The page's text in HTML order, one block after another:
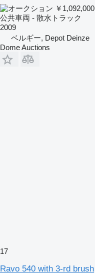
￥1,092,000
公共車両 - 散水トラック
2009
ベルギー, Depot Deinze
Dome Auctions
17
Ravo 540 with 3-rd brush